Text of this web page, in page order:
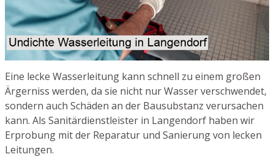
Eine lecke Wasserleitung kann schnell zu einem großen
Ärgerniss werden, da sie nicht nur Wasser verschwendet,
sondern auch Schäden an der Bausubstanz verursachen
kann. Als Sanitärdienstleister in Langendorf haben wir
Erprobung mit der Reparatur und Sanierung von lecken
Leitungen.